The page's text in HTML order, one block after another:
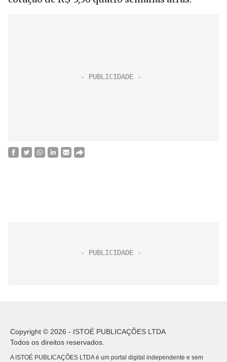
Copyright © 2026 - ISTOÉ PUBLICAÇÕES LTDA
Todos os direitos reservados.
A ISTOÉ PUBLICAÇÕES LTDA é um portal digital independente e sem